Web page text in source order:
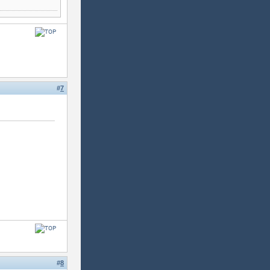
#7
#8